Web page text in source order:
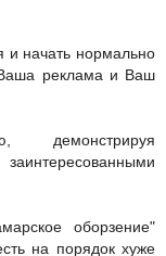
и начать нормально
реклама и Ваш
демонстрируя
оборзение"
на порядок хуже